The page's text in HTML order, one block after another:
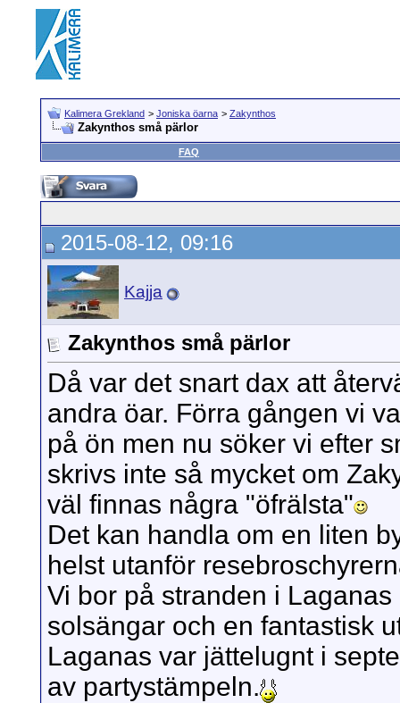
Kalimera Grekland > Joniska öarna > Zakynthos
Zakynthos små pärlor
FAQ
2015-08-12, 09:16
Kajja
Zakynthos små pärlor
Då var det snart dax att
andra öar. Förra gången vi
på ön men nu söker vi efter
skrivs inte så mycket om
väl finnas några "öfrälsta"
Det kan handla om en liten
helst utanför
Vi bor på stranden i
solsängar och en fantastisk
Laganas var jättelugnt i
av partystämpeln.